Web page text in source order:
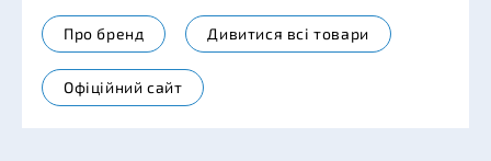
Про бренд Дивитися всі товари
Офіційний сайт